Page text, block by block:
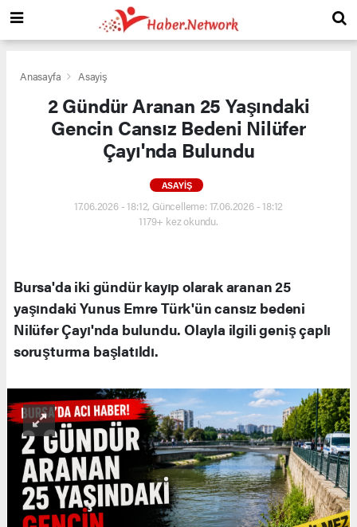
Anasayfa Asayiş
2 Gündür Aranan 25 Yaşındaki
Gencin Cansız Bedeni Nilüfer
Çayı'nda Bulundu
ASAYIŞ
17.06.2026 - 18:12, Güncelleme: 17.06.2026 - 18:12
1179+ kez okundu.
Bursa'da iki gündür kayıp olarak aranan 25
yaşındaki Yunus Emre Türk'ün cansız bedeni
Nilüfer Çayı'nda bulundu. Olayla ilgili geniş çaplı
soruşturma başlatıldı.